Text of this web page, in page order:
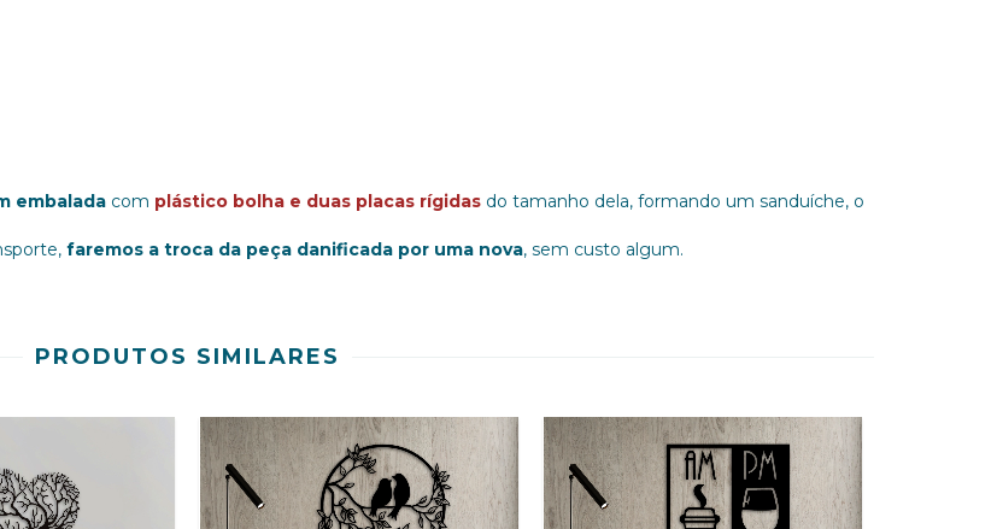
embalada com plástico bolha e duas placas rígidas do tamanho dela, formando um sanduíche, o
faremos a troca da peça danificada por uma nova, sem custo algum.
PRODUTOS SIMILARES